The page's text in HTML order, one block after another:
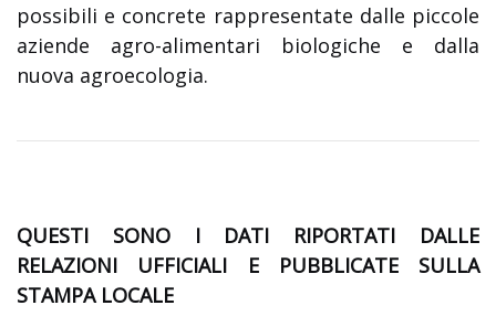
possibili e concrete rappresentate dalle piccole
aziende agro-alimentari biologiche e dalla
nuova agroecologia.
QUESTI SONO I DATI RIPORTATI DALLE
RELAZIONI UFFICIALI E PUBBLICATE SULLA
STAMPA LOCALE